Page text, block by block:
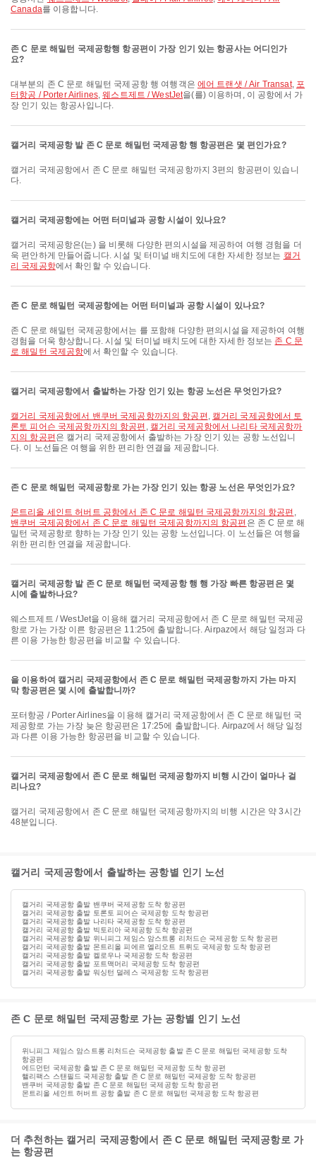
Canada를 이용합니다.
존 C 문로 해밀턴 국제공항행 항공편이 가장 인기 있는 항공사는 어디인가
요?
대부분의 존 C 문로 해밀턴 국제공항 행 여행객은 에어 트랜샛 / Air Transat, 포
터항공 / Porter Airlines,웨스트제트 / WestJet을(를) 이용하며, 이 공항에서 가
장 인기 있는 항공사입니다.
캘거리 국제공항 발 존 C 문로 해밀턴 국제공항 행 항공편은 몇 편인가요?
캘거리 국제공항에서 존 C 문로 해밀턴 국제공항까지 3편의 항공편이 있습니
다.
캘거리 국제공항에는 어떤 터미널과 공항 시설이 있나요?
캘거리 국제공항은(는) 을 비롯해 다양한 편의시설을 제공하여 여행 경험을 더
욱 편안하게 만들어줍니다. 시설 및 터미널 배치도에 대한 자세한 정보는 캘거
리 국제공항에서 확인할 수 있습니다.
존 C 문로 해밀턴 국제공항에는 어떤 터미널과 공항 시설이 있나요?
존 C 문로 해밀턴 국제공항에서는 를 포함해 다양한 편의시설을 제공하여 여행
경험을 더욱 향상합니다. 시설 및 터미널 배치도에 대한 자세한 정보는 존 C 문
로 해밀턴 국제공항에서 확인할 수 있습니다.
캘거리 국제공항에서 출발하는 가장 인기 있는 항공 노선은 무엇인가요?
캘거리 국제공항에서 밴쿠버 국제공항까지의 항공편 , 캘거리 국제공항에서 토
론토 피어슨 국제공항까지의 항공편 , 캘거리 국제공항에서 나리타 국제공항까
지의 항공편 은 캘거리 국제공항에서 출발하는 가장 인기 있는 공항 노선입니
다. 이 노선들은 여행을 위한 편리한 연결을 제공합니다.
존 C 문로 해밀턴 국제공항로 가는 가장 인기 있는 항공 노선은 무엇인가요?
몬트리올 세인트 허버트 공항에서 존 C 문로 해밀턴 국제공항까지의 항공편 ,
밴쿠버 국제공항에서 존 C 문로 해밀턴 국제공항까지의 항공편 은 존 C 문로 해
밀턴 국제공항로 향하는 가장 인기 있는 공항 노선입니다. 이 노선들은 여행을
위한 편리한 연결을 제공합니다.
캘거리 국제공항 발 존 C 문로 해밀턴 국제공항 행 행 가장 빠른 항공편은 몇
시에 출발하나요?
웨스트제트 / WestJet을 이용해 캘거리 국제공항에서 존 C 문로 해밀턴 국제공
항로 가는 가장 이른 항공편은 11:25에 출발합니다. Airpaz에서 해당 일정과 다
른 이용 가능한 항공편을 비교할 수 있습니다.
을 이용하여 캘거리 국제공항에서 존 C 문로 해밀턴 국제공항까지 가는 마지
막 항공편은 몇 시에 출발합니까?
포터항공 / Porter Airlines을 이용해 캘거리 국제공항에서 존 C 문로 해밀턴 국
제공항로 가는 가장 늦은 항공편은 17:25에 출발합니다. Airpaz에서 해당 일정
과 다른 이용 가능한 항공편을 비교할 수 있습니다.
캘거리 국제공항에서 존 C 문로 해밀턴 국제공항까지 비행 시간이 얼마나 걸
리나요?
캘거리 국제공항에서 존 C 문로 해밀턴 국제공항까지의 비행 시간은 약 3시간
48분입니다.
캘거리 국제공항에서 출발하는 공항별 인기 노선
캘거리 국제공항 출발 밴쿠버 국제공항 도착 항공편
캘거리 국제공항 출발 토론토 피어슨 국제공항 도착 항공편
캘거리 국제공항 출발 나리타 국제공항 도착 항공편
캘거리 국제공항 출발 빅토리아 국제공항 도착 항공편
캘거리 국제공항 출발 위니피그 제임스 암스트롱 리처드슨 국제공항 도착 항공편
캘거리 국제공항 출발 몬트리올 피에르 엘리오트 트뤼도 국제공항 도착 항공편
캘거리 국제공항 출발 켈로우나 국제공항 도착 항공편
캘거리 국제공항 출발 포트맥머리 국제공항 도착 항공편
캘거리 국제공항 출발 워싱턴 덜레스 국제공항 도착 항공편
존 C 문로 해밀턴 국제공항로 가는 공항별 인기 노선
위니피그 제임스 암스트롱 리처드슨 국제공항 출발 존 C 문로 해밀턴 국제공항 도착
항공편
에드먼턴 국제공항 출발 존 C 문로 해밀턴 국제공항 도착 항공편
핼리팩스 스탠필드 국제공항 출발 존 C 문로 해밀턴 국제공항 도착 항공편
밴쿠버 국제공항 출발 존 C 문로 해밀턴 국제공항 도착 항공편
몬트리올 세인트 허버트 공항 출발 존 C 문로 해밀턴 국제공항 도착 항공편
더 추천하는 캘거리 국제공항에서 존 C 문로 해밀턴 국제공항로 가
는 항공편